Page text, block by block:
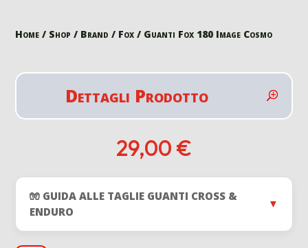
Home / Shop / Brand / Fox / Guanti Fox 180 Image Cosmo
Dettagli Prodotto
29,00 €
🧤 GUIDA ALLE TAGLIE GUANTI CROSS &
ENDURO
▼